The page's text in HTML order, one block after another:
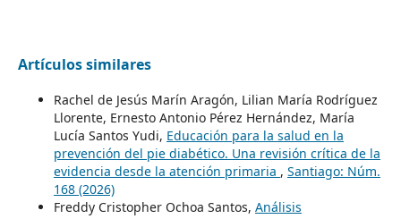
Artículos similares
Rachel de Jesús Marín Aragón, Lilian María Rodríguez
Llorente, Ernesto Antonio Pérez Hernández, María
Lucía Santos Yudi, Educación para la salud en la
prevención del pie diabético. Una revisión crítica de la
evidencia desde la atención primaria , Santiago: Núm.
168 (2026)
Freddy Cristopher Ochoa Santos, Análisis